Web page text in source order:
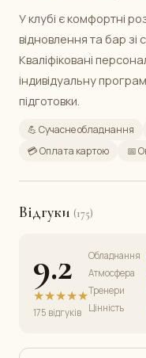
У клубі є комфортні
відновлення та бар зі
Кваліфіковані
індивідуальну
підготовки.
💪 Сучасне обладнання
💳 Оплата картою
📅
Відгуки (175)
9.2
★★★★★
175 відгуків
Обладнання
Атмосфера
Тренери
Цінність